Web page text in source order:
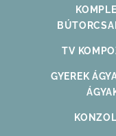
TV
GYEREK